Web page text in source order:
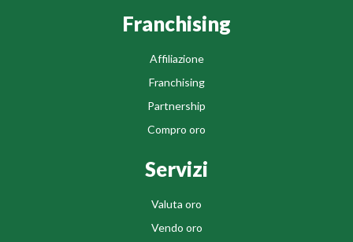
Franchising
Affiliazione
Franchising
Partnership
Compro oro
Servizi
Valuta oro
Vendo oro